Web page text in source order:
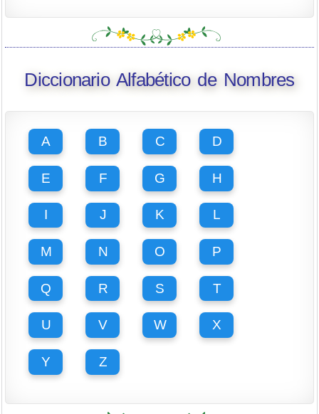
Diccionario Alfabético de Nombres
A B C D
E F G H
I J K L
M N O P
Q R S T
U V W X
Y Z